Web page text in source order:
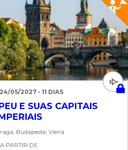
05/2027 - 11 DIAS
E SUAS CAPITAIS
Budapeste, Viena
A PARTIR DE